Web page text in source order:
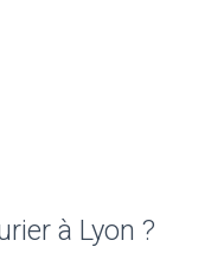
à Lyon ?